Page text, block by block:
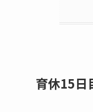
育休15